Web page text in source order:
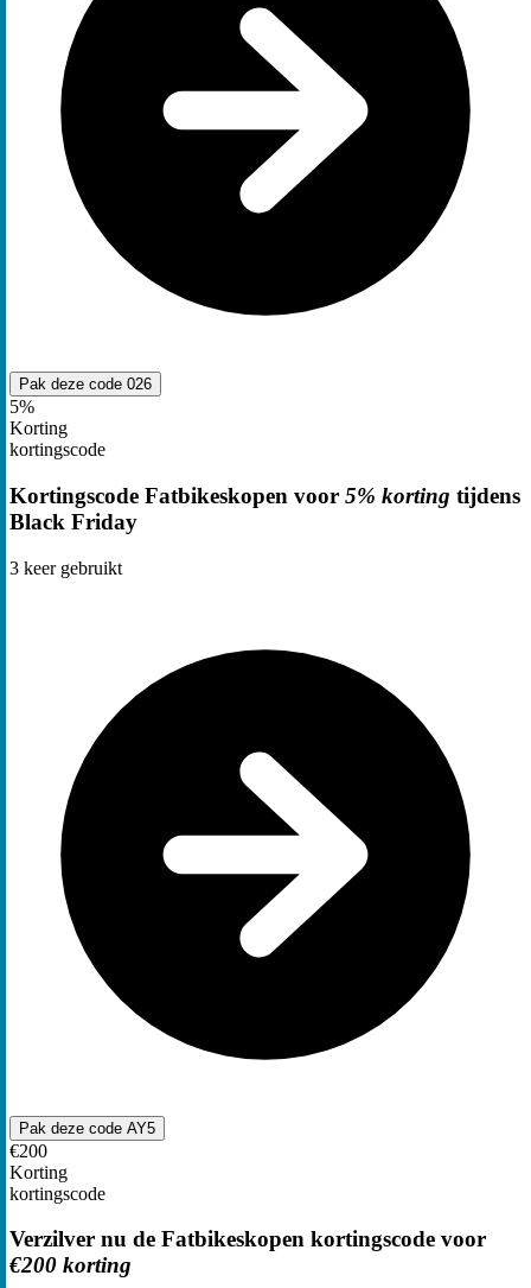
Pak deze code 026
5%
Korting
kortingscode
Kortingscode Fatbikeskopen voor 5% korting tijdens
Black Friday
3 keer gebruikt
Pak deze code AY5
€200
Korting
kortingscode
Verzilver nu de Fatbikeskopen kortingscode voor
€200 korting